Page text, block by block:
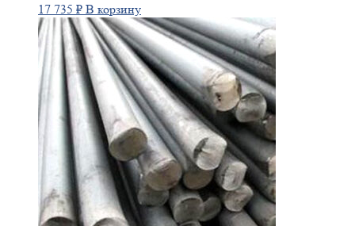
17 735 ₽ В корзину